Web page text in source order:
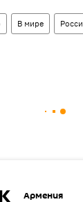
В мире
Армения